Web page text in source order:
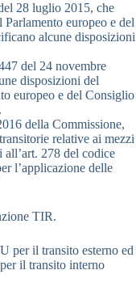
28 luglio 2015, che
europeo e del
alcune disposizioni
del 24 novembre
disposizioni del
europeo e del Consiglio
della Commissione,
relative ai mezzi
278 del codice
l’applicazione delle
TIR.
per il transito esterno ed
il transito interno